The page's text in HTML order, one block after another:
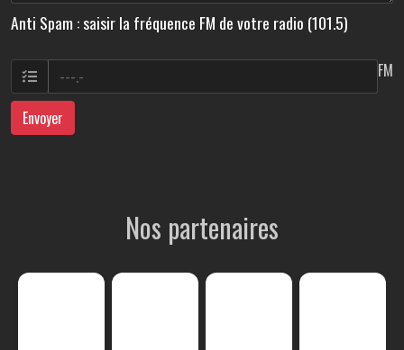
Anti Spam : saisir la fréquence FM de votre radio (101.5)
FM
Envoyer
Nos partenaires